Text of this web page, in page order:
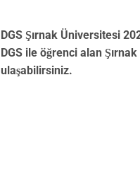
DGS Şırnak Üniversitesi
DGS ile öğrenci alan
ulaşabilirsiniz.